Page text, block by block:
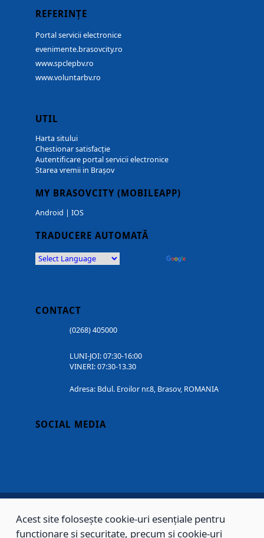
REFERINȚE
Portal servicii electronice
evenimente.brasovcity.ro
www.spclepbv.ro
www.voluntarbv.ro
UTIL
Harta sitului
Chestionar satisfacție
Autentificare portal servicii electronice
Starea vremii in Brașov
MY BRASOVCITY (MOBILEAPP)
Android | IOS
TRADUCERE AUTOMATĂ
CONTACT
(0268) 405000
LUNI-JOI: 07:30-16:00
VINERI: 07:30-13.30
Adresa: Bdul. Eroilor nr.8, Brasov, ROMANIA
SOCIAL MEDIA
Copyright © 2002 - 2026 - PRIMĂRIA MUNICIPIULUI BRAȘOV, toate drepturile
Acest site folosește cookie-uri esențiale pentru
funcționare și securitate, precum și cookie-uri